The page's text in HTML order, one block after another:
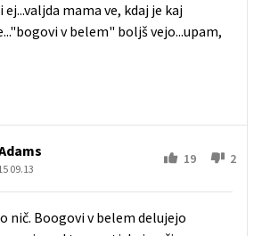
mama ve, kdaj je kaj
v belem" boljš vejo...upam,
09.13
19 2
nič. Boogovi v belem delujejo